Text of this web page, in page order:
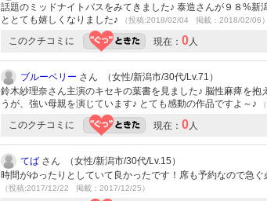
話題のミッドナイトバスをみてきました♪ 泰造さんが９８%
ととても嬉しくなりました♪
（投稿:2018/02/04 掲載：2018/02/06）
このクチコミに 現在： 0人
ブルーベリー さん （女性/新潟市/30代/Lv.71）
鈴木紗理奈さん主演のキセキの葉書を見ました♪ 脳性麻痺を
うが、強い母親を演じています♪ とても感動の作品ですよ～♪
このクチコミに 現在： 0人
てば さん （女性/新潟市/30代/Lv.15）
時間がゆったりとしていて良かったです！席も予約なので急
（投稿:2017/12/22 掲載：2017/12/25）